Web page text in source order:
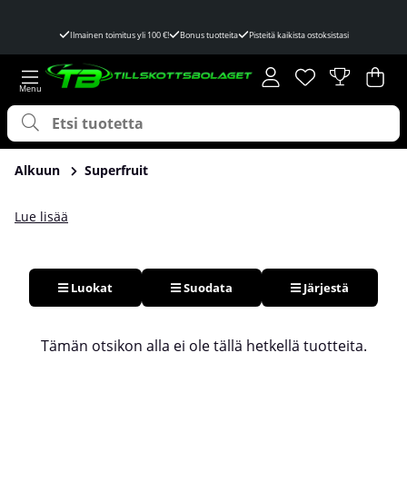
Ilmainen toimitus yli 100 €! Bonus tuotteita Pisteitä kaikista ostoksistasi
Toivelista
Lukumäärä
. .
Alkuun Superfruit
Lue lisää
Luokat Suodata Järjestä
Tuotteet
Tämän otsikon alla ei ole tällä hetkellä tuotteita.